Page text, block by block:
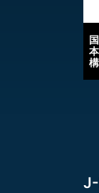
構